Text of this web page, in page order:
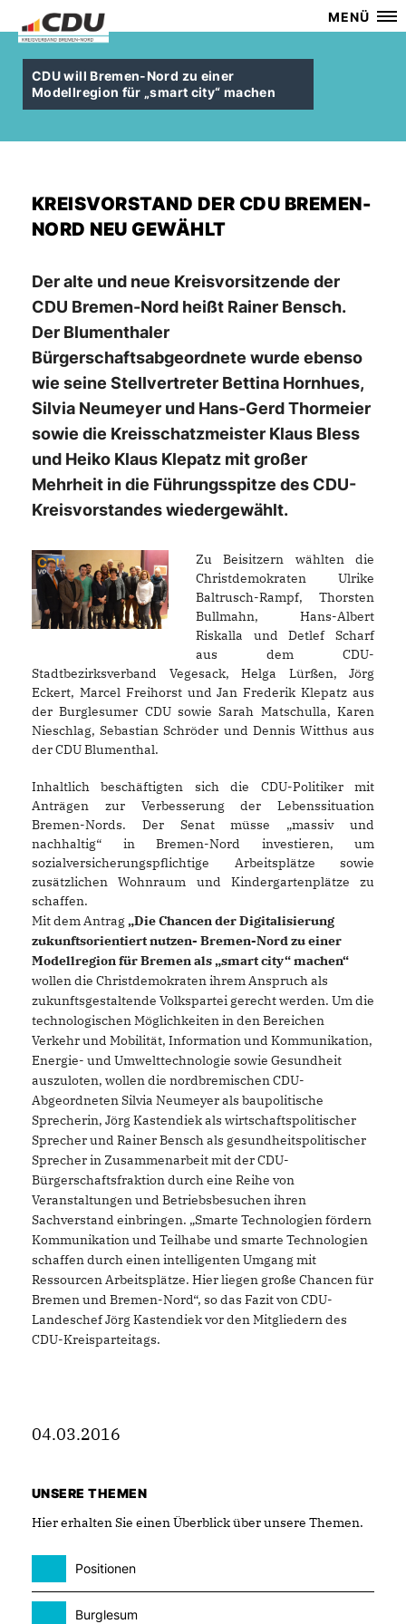
MENÜ
CDU will Bremen-Nord zu einer
Modellregion für „smart city“ machen
KREISVORSTAND DER CDU BREMEN-
NORD NEU GEWÄHLT
Der alte und neue Kreisvorsitzende der
CDU Bremen-Nord heißt Rainer Bensch.
Der Blumenthaler
Bürgerschaftsabgeordnete wurde ebenso
wie seine Stellvertreter Bettina Hornhues,
Silvia Neumeyer und Hans-Gerd Thormeier
sowie die Kreisschatzmeister Klaus Bless
und Heiko Klaus Klepatz mit großer
Mehrheit in die Führungsspitze des CDU-
Kreisvorstandes wiedergewählt.
Zu Beisitzern wählten die
Christdemokraten Ulrike
Baltrusch-Rampf, Thorsten
Bullmahn, Hans-Albert
Riskalla und Detlef Scharf
aus dem CDU-
Stadtbezirksverband Vegesack, Helga Lürßen, Jörg
Eckert, Marcel Freihorst und Jan Frederik Klepatz aus
der Burglesumer CDU sowie Sarah Matschulla, Karen
Nieschlag, Sebastian Schröder und Dennis Witthus aus
der CDU Blumenthal.
Inhaltlich beschäftigten sich die CDU-Politiker mit
Anträgen zur Verbesserung der Lebenssituation
Bremen-Nords. Der Senat müsse „massiv und
nachhaltig“ in Bremen-Nord investieren, um
sozialversicherungspflichtige Arbeitsplätze sowie
zusätzlichen Wohnraum und Kindergartenplätze zu
schaffen.
Mit dem AntragDie Chancen der Digitalisierung
zukunftsorientiert nutzen- Bremen-Nord zu einer
Modellregion für Bremen als „smart city“ machen“
wollen die Christdemokraten ihrem Anspruch als
zukunftsgestaltende Volkspartei gerecht werden. Um die
technologischen Möglichkeiten in den Bereichen
Verkehr und Mobilität, Information und Kommunikation,
Energie- und Umwelttechnologie sowie Gesundheit
auszuloten, wollen die nordbremischen CDU-
Abgeordneten Silvia Neumeyer als baupolitische
Sprecherin, Jörg Kastendiek als wirtschaftspolitischer
Sprecher und Rainer Bensch als gesundheitspolitischer
Sprecher in Zusammenarbeit mit der CDU-
Bürgerschaftsfraktion durch eine Reihe von
Veranstaltungen und Betriebsbesuchen ihren
Sachverstand einbringen. „Smarte Technologien fördern
Kommunikation und Teilhabe und smarte Technologien
schaffen durch einen intelligenten Umgang mit
Ressourcen Arbeitsplätze. Hier liegen große Chancen für
Bremen und Bremen-Nord“, so das Fazit von CDU-
Landeschef Jörg Kastendiek vor den Mitgliedern des
CDU-Kreisparteitags.
04.03.2016
UNSERE THEMEN
Hier erhalten Sie einen Überblick über unsere Themen.
Positionen
Burglesum